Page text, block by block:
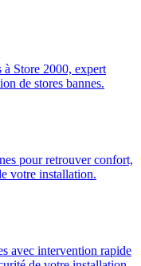
à Store 2000, expert
de stores bannes.
pour retrouver confort,
votre installation.
avec intervention rapide